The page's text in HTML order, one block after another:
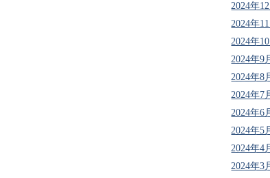
2024年12
2024年11
2024年10
2024年9
2024年8
2024年7
2024年6
2024年5
2024年4
2024年3